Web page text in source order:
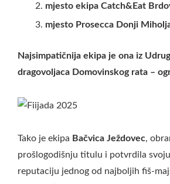
mjesto ekipa Catch&Eat
mjesto Prosecca Donji
Najsimpatičnija ekipa je ona iz
dragovoljaca Domovinskog rata –
Tako je ekipa Bačvica Ježdovec,
prošlogodišnju titulu i potvrdila
reputaciju jednog od najboljih fiš-